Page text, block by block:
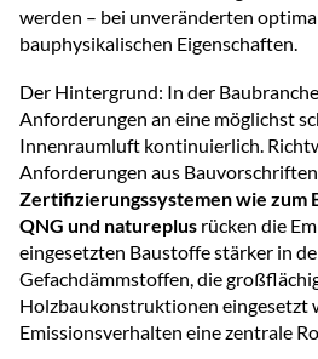
werden – bei unveränderten
bauphysikalischen Eigenschaften.
Der Hintergrund: In der
Anforderungen an eine möglichst
Innenraumluft kontinuierlich.
Anforderungen aus
Zertifizierungssystemen wie zum
QNG und natureplus rücken die
eingesetzten Baustoffe stärker in
Gefachdämmstoffen, die
Holzbaukonstruktionen eingesetzt
Emissionsverhalten eine zentrale